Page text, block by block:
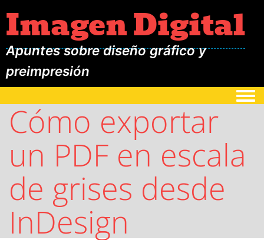
Imagen Digital
Apuntes sobre diseño gráfico y
preimpresión
Cómo exportar
un PDF en escala
de grises desde
InDesign